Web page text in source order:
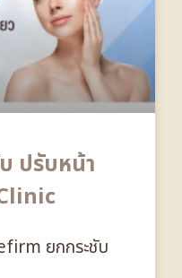
ปรับหน้า
ยกกระชับ